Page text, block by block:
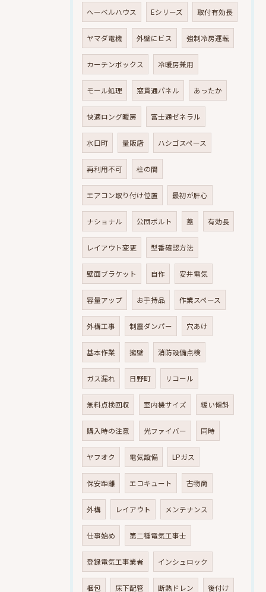
へーベルハウス Eシリーズ 取付有効長
ヤマダ電機 外壁にビス 強制冷房運転
カーテンボックス 冷暖房兼用
モール処理 窓貫通パネル あったか
快適ロング暖房 富士通ゼネラル
水口町 量販店 ハシゴスペース
再利用不可 柱の間
エアコン取り付け位置 最初が肝心
ナショナル 公団ボルト 蓋 有効長
レイアウト変更 型番確認方法
壁面ブラケット 自作 安井電気
容量アップ お手持品 作業スペース
外構工事 制震ダンパー 穴あけ
基本作業 擁壁 消防設備点検
ガス漏れ 日野町 リコール
無料点検回収 室内機サイズ 緩い傾斜
購入時の注意 光ファイバー 同時
ヤフオク 電気設備 LPガス
保安距離 エコキュート 古物商
外構 レイアウト メンテナンス
仕事始め 第二種電気工事士
登録電気工事業者 インシュロック
梱包 床下配管 断熱ドレン 後付け